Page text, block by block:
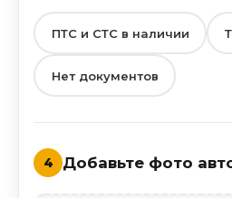
ПТС и СТС в наличии
Нет документов
4 Добавьте фото